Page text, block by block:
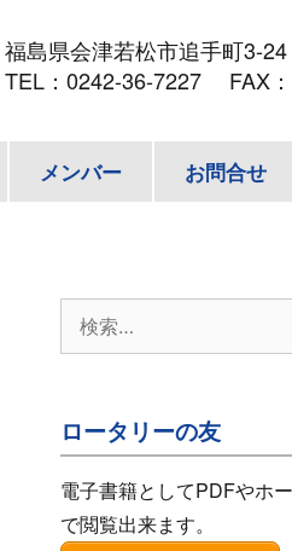
福島県会津若松市追手町3-
TEL： 0242-36-7227 FAX
メンバー お問合せ
索:
ロータリーの友
電子書籍としてPDFやホ
で閲覧出来ます。